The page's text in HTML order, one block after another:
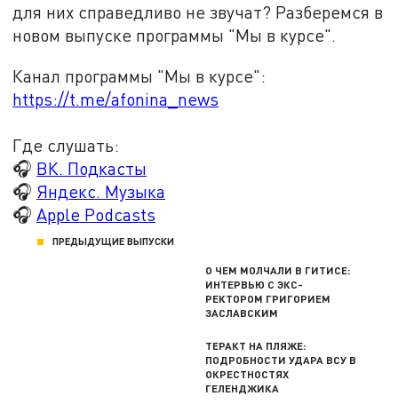
для них справедливо не звучат? Разберемся в
новом выпуске программы "Мы в курсе".
Канал программы "Мы в курсе":
https://t.me/afonina_news
Где слушать:
🎧 ВК. Подкасты
🎧 Яндекс. Музыка
🎧 Apple Podcasts
ПРЕДЫДУЩИЕ ВЫПУСКИ
О ЧЕМ МОЛЧАЛИ В ГИТИСЕ:
ИНТЕРВЬЮ С ЭКС-
РЕКТОРОМ ГРИГОРИЕМ
ЗАСЛАВСКИМ
ТЕРАКТ НА ПЛЯЖЕ:
ПОДРОБНОСТИ УДАРА ВСУ В
ОКРЕСТНОСТЯХ
ГЕЛЕНДЖИКА